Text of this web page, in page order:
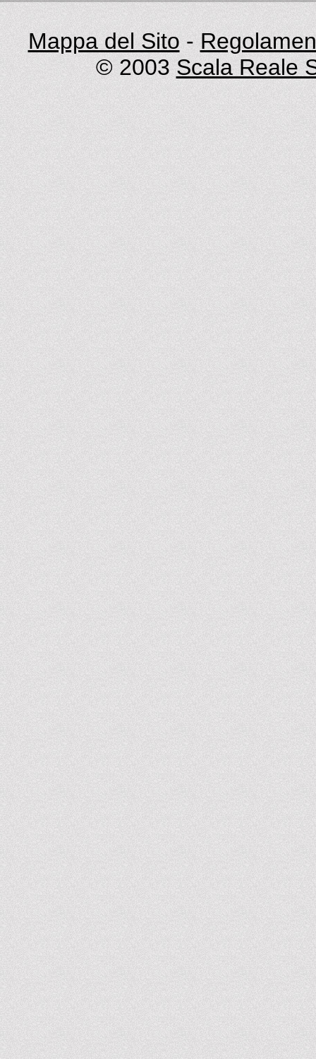
Mappa del Sito -
© 2003 Scala Reale